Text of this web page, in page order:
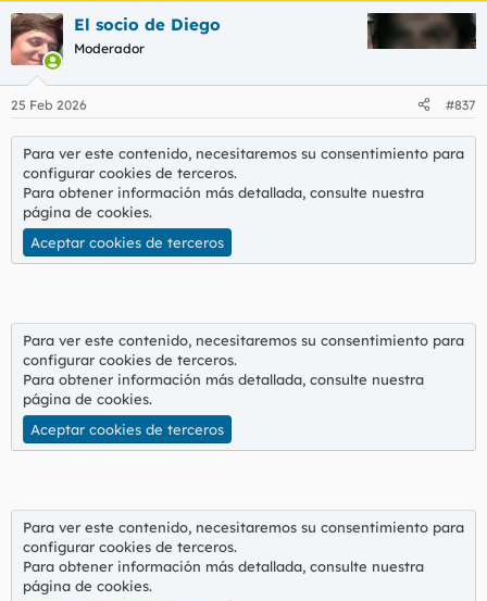
c
c
i
e
El socio de Diego
Moderador
25 Feb 2026 #837
Para ver este contenido, necesitaremos su consentimiento para
configurar cookies de terceros.
Para obtener información más detallada, consulte nuestra
página de cookies.
Aceptar cookies de terceros
Para ver este contenido, necesitaremos su consentimiento para
configurar cookies de terceros.
Para obtener información más detallada, consulte nuestra
página de cookies.
Aceptar cookies de terceros
Para ver este contenido, necesitaremos su consentimiento para
configurar cookies de terceros.
Para obtener información más detallada, consulte nuestra
página de cookies.